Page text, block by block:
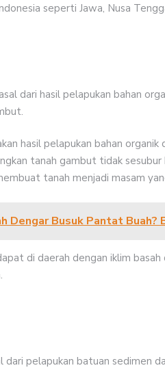
seperti Jawa, Nusa
dari hasil pelapukan bahan
hasil pelapukan bahan
tanah gambut tidak
tanah menjadi masam
Dengar Busuk Pantat Buah?
di daerah dengan iklim
dari pelapukan batuan sedimen